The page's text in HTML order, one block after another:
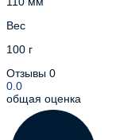
Вес
100 г
Отзывы 0
0.0
общая оценка